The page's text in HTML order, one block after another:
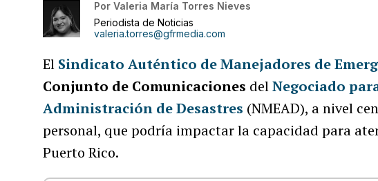
Por Valeria María Torres Nieves
Periodista de Noticias
valeria.torres@gfrmedia.com
El Sindicato Auténtico de Manejadores de
Conjunto de Comunicaciones delNegociado
Administración de Desastres (NMEAD), a nivel
personal, que podría impactar la capacidad para
Puerto Rico.